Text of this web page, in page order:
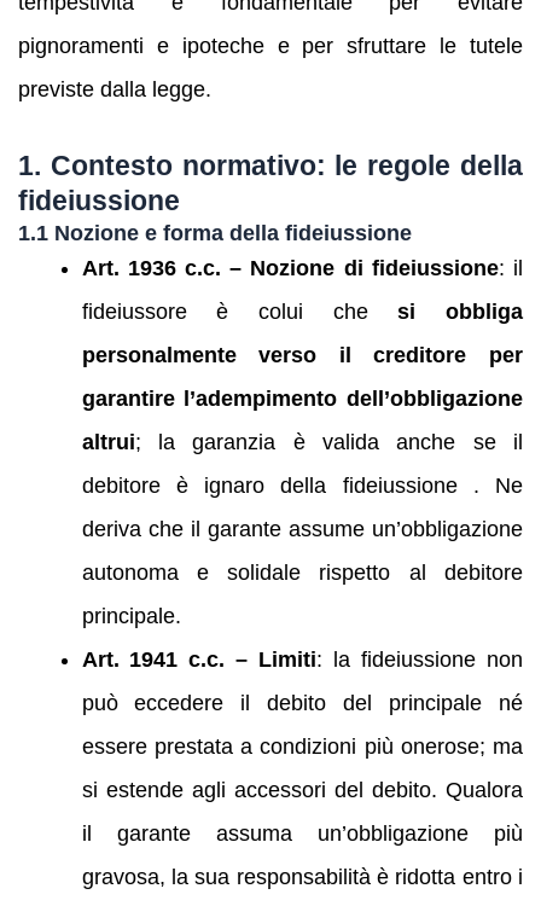
pignoramenti e ipoteche e per sfruttare le tutele
previste dalla legge.
1. Contesto normativo: le regole della
fideiussione
1.1 Nozione e forma della fideiussione
Art. 1936 c.c. – Nozione di fideiussione: il
fideiussore è colui chesi obbliga
personalmente verso il creditore per
garantire l’adempimento dell’obbligazione
altrui; la garanzia è valida anche se il
debitore è ignaro della fideiussione . Ne
deriva che il garante assume un’obbligazione
autonoma e solidale rispetto al debitore
principale.
Art. 1941 c.c. – Limiti: la fideiussione non
può eccedere il debito del principale né
essere prestata a condizioni più onerose; ma
si estende agli accessori del debito. Qualora
il garante assuma un’obbligazione più
gravosa, la sua responsabilità è ridotta entro i